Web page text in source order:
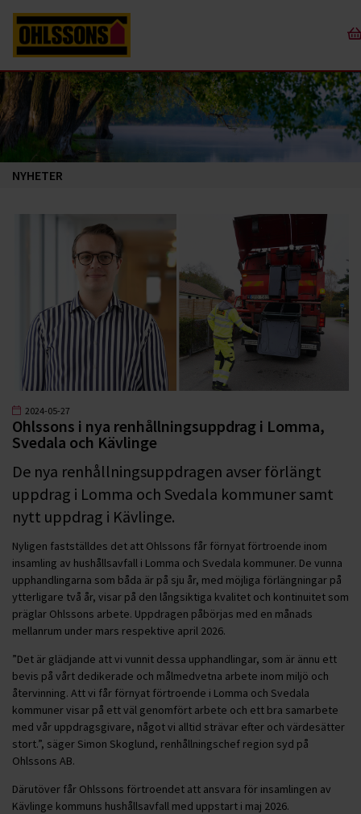
NYHETER
2024-05-27
Ohlssons i nya renhållningsuppdrag i Lomma,
Svedala och Kävlinge
De nya renhållningsuppdragen avser förlängt
uppdrag i Lomma och Svedala kommuner samt
nytt uppdrag i Kävlinge.
Nyligen fastställdes det att Ohlssons får förnyat förtroende inom
insamling av hushållsavfall i Lomma och Svedala kommuner. De vunna
upphandlingarna som båda är på sju år, med möjliga förlängningar på
ytterligare två år, visar på den långsiktiga kvalitet och kontinuitet som
präglar Ohlssons arbete. Uppdragen påbörjas med en månads
mellanrum under mars respektive april 2026.
”Det är glädjande att vi vunnit dessa upphandlingar, som är ännu ett
bevis på vårt dedikerade och målmedvetna arbete inom miljö och
återvinning. Att vi får förnyat förtroende i Lomma och Svedala
kommuner visar på ett väl genomfört arbete och ett bra samarbete
med vår uppdragsgivare, något vi alltid strävar efter och värdesätter
stort.”, säger Simon Skoglund, renhållningschef region syd på
Ohlssons AB.
Därutöver får Ohlssons förtroendet att ansvara för insamlingen av
Kävlinge kommuns hushållsavfall med uppstart i maj 2026.